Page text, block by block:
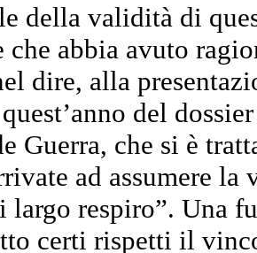
della validità di
che abbia avuto
dire, alla
del
Guerra, che si è
ad assumere la
largo respiro”. Una
certi rispetti il